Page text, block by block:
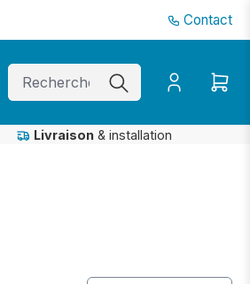
Contact
Livraison& installation